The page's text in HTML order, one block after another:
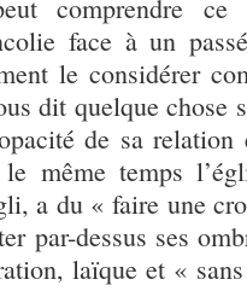
comprendre ce
face à un
le considérer
dit quelque chose
de sa
même temps
a du « faire une
par-dessus ses
laïque et «